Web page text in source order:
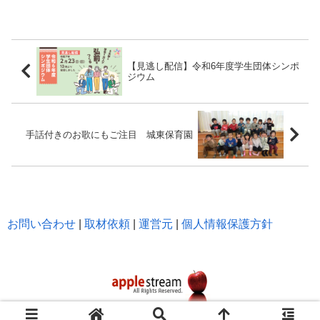
【見逃し配信】令和6年度学生団体シンポ
ジウム
手話付きのお歌にもご注目 城東保育園
お問い合わせ 取材依頼 運営元 個人情報保護方針